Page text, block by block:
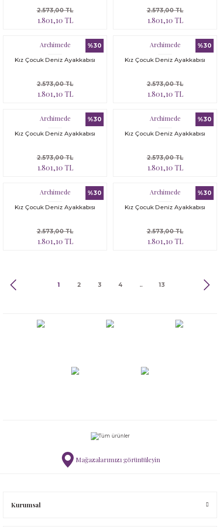
1.801,10 TL
2.573,00 TL
1.801,10 TL
2.573,00 TL
%30
Archimede
Kız Çocuk Deniz Ayakkabısı
1.801,10 TL
2.573,00 TL
%30
Archimede
Kız Çocuk Deniz Ayakkabısı
1.801,10 TL
2.573,00 TL
%30
Archimede
Kız Çocuk Deniz Ayakkabısı
1.801,10 TL
2.573,00 TL
%30
Archimede
Kız Çocuk Deniz Ayakkabısı
1.801,10 TL
2.573,00 TL
%30
Archimede
Kız Çocuk Deniz Ayakkabısı
1.801,10 TL
2.573,00 TL
%30
Archimede
Kız Çocuk Deniz Ayakkabısı
1.801,10 TL
2.573,00 TL
1 2 3 4 .. 13
Mağazalarımızı görüntüleyin
Kurumsal